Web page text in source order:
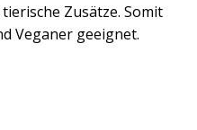
Zusätze. Somit
Veganer geeignet.